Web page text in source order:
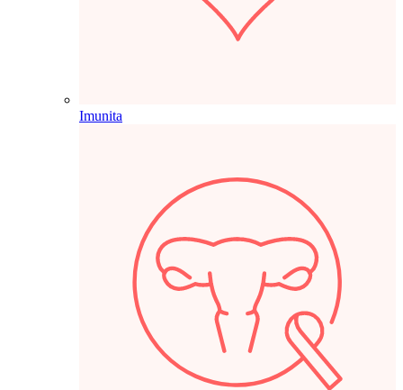
Imunita